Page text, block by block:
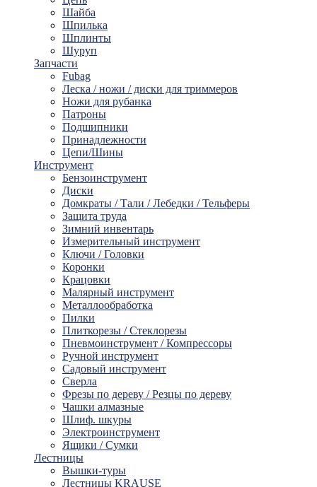
Шайбa
Шпилька
Шплинты
Шуруп
Запчасти
Fubag
Леска / ножи / диски для триммеров
Ножи для рубанка
Патроны
Подшипники
Принадлежности
Цепи/Шины
Инструмент
Бензоинструмент
Диски
Домкраты / Тали / Лебедки / Тельферы
Защита труда
Зимний инвентарь
Измерительный инструмент
Ключи / Головки
Коронки
Крацовки
Малярный инструмент
Металлообработка
Пилки
Плиткорезы / Стеклорезы
Пневмоинструмент / Компрессоры
Ручной инструмент
Садовый инструмент
Сверла
Фрезы по дереву / Резцы по дереву
Чашки алмазные
Шлиф. шкуры
Электроинструмент
Ящики / Сумки
Лестницы
Вышки-туры
Лестницы KRAUSE